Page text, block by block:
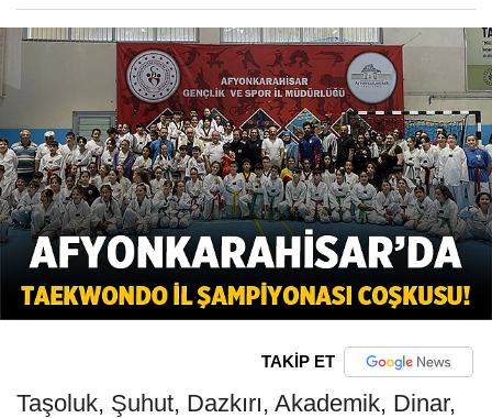
TAKİP ET
Taşoluk, Şuhut, Dazkırı, Akademik, Dinar,